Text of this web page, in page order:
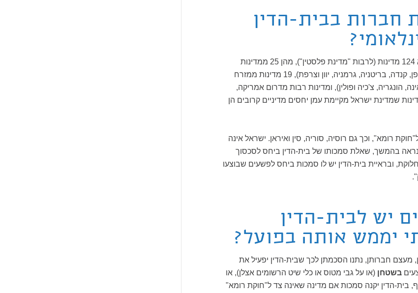
חברות בבית-הדין
עד כה הצטרפו לאמנת רומא 124 מדינות (לרבות "מדינת פלסטין"), מהן 25 ממדינות
המערב (וביניהן אוסטרליה, יפן, קנדה, בריטניה, גרמניה, יוון וצרפת), 19 מדינות ממזרח
הונגריה, צ'כיה ופולין), ומדינות רבות מדרום אמריקה,
שמדינת ישראל מקיימת עמן יחסים מדיניים קרובים הן
רומא", וכך גם רוסיה, סוריה, סין ואיראן. ישראל אינה
בהמשך, שאלת סמכותו של בית-הדין ביחס לסכסוך
ובראיית בית-הדין יש לו סמכות ביחס לפשעים שבוצעו
יש לבית-הדין
יממש אותה בפועל?
מעצם חברותן, נתנו הסכמתן לכך שבית-הדין יפעיל את
בשטחן (או על גבי מטוס או כלי שיט הרשומים אצלן), או
בית-הדין יקנה סמכות אם מדינה שאינה צד ל"חוקת רומא"